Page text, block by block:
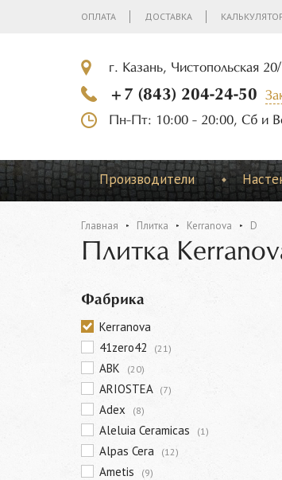
ОПЛАТА ДОСТАВКА
г. Казань, Чистопольская
+7 (843) 204-24-50
Пн-Пт: 10:00 - 20:00, Сб и
Производители
Главная Плитка Kerranova D
Плитка
Фабрика
Kerranova
41zero42
(21)
ABK (20)
ARIOSTEA (7)
Adex (8)
Aleluia Ceramicas (1)
Alpas Cera (12)
Ametis (9)